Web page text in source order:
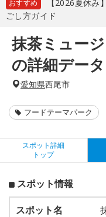
おすすめ
【2026夏休み
ごし方ガイド
抹茶ミュー
の詳細データ
愛知県西尾市
フードテーマパーク
スポット詳細
トップ
スポット情報
スポット名